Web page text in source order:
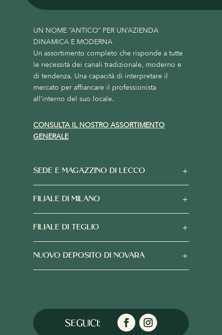
UN NOME “ANTICO” PER UN’AZIENDA
DINAMICA E MODERNA
Un assortimento completo che risponde a tutte
le necessità dei canali tradizionale, moderno e
di tendenza. Una capacità di interpretare il
mercato per affiancare il professionista
all’interno del suo locale.
CONSULTA IL NOSTRO ASSORTIMENTO
GENERALE
SEDE E MAGAZZINO DI LECCO
FILIALE DI MILANO
FILIALE DI TEGLIO
NUOVO DEPOSITO DI NOVARA